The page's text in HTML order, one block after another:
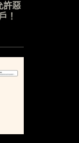
惡
！